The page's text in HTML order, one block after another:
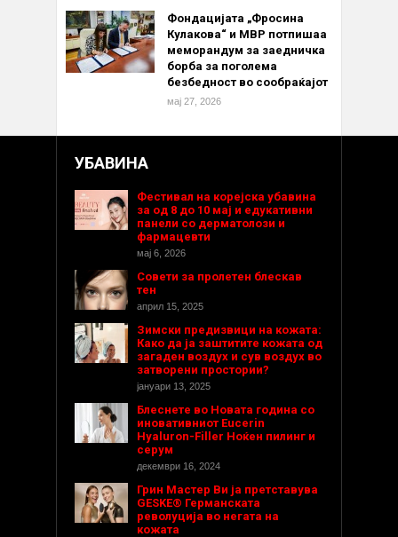
Фондацијата „Фросина
Кулакова“ и МВР потпишаа
меморандум за заедничка
борба за поголема
безбедност во сообраќајот
мај 27, 2026
УБАВИНА
Фестивал на корејска убавина
за од 8 до 10 мај и едукативни
панели со дерматолози и
фармацевти
мај 6, 2026
Совети за пролетен блескав
тен
април 15, 2025
Зимски предизвици на кожата:
Како да ја заштитите кожата од
загаден воздух и сув воздух во
затворени простории?
јануари 13, 2025
Блеснете во Новата година со
иновативниот Eucerin
Hyaluron-Filler Ноќен пилинг и
серум
декември 16, 2024
Грин Мастер Ви ја претставува
GESKE® Германската
револуција во негата на
кожата